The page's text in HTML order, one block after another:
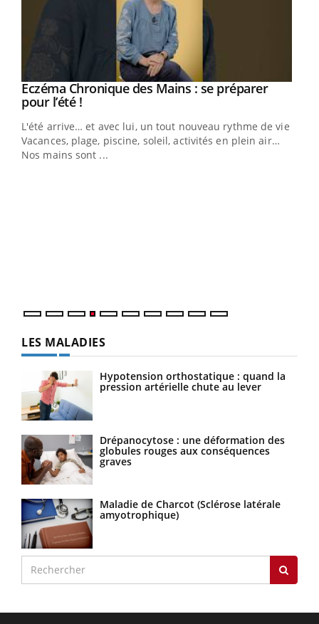
Youtube
Eczéma Chronique des Mains : se préparer
pour l’été !Youtube
L'été arrive… et avec lui, un tout nouveau rythme de vie !
Vacances, plage, piscine, soleil, activités en plein air…
Nos mains sont ...
LES MALADIES
Hypotension orthostatique : quand la
pression artérielle chute au lever
Drépanocytose : une déformation des
globules rouges aux conséquences
graves
Maladie de Charcot (Sclérose latérale
amyotrophique)